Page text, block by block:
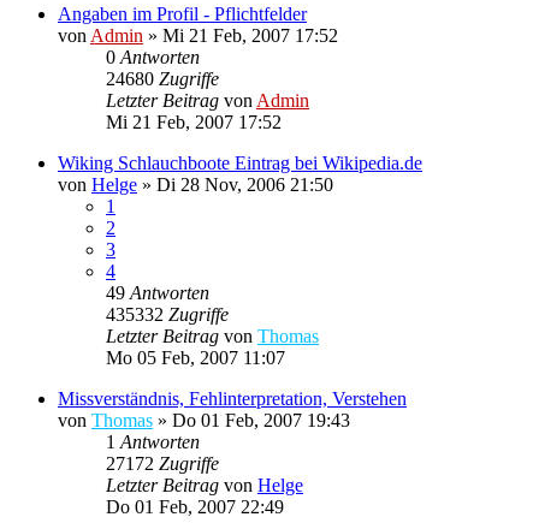
Angaben im Profil - Pflichtfelder
von Admin » Mi 21 Feb, 2007 17:52
0 Antworten
24680 Zugriffe
Letzter Beitrag von Admin
Mi 21 Feb, 2007 17:52
Wiking Schlauchboote Eintrag bei Wikipedia.de
von Helge » Di 28 Nov, 2006 21:50
1
2
3
4
49 Antworten
435332 Zugriffe
Letzter Beitrag von Thomas
Mo 05 Feb, 2007 11:07
Missverständnis, Fehlinterpretation, Verstehen
von Thomas » Do 01 Feb, 2007 19:43
1 Antworten
27172 Zugriffe
Letzter Beitrag von Helge
Do 01 Feb, 2007 22:49